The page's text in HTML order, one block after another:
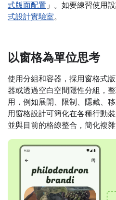
式版面配置」。如要練習使用
式設計實驗室。
以窗格為單位思考
使用分組和容器，採用窗格式
器或透過空白空間隱性分組，
用，例如展開、限制、隱藏、
用窗格設計可簡化在各種行動
並與目前的格線整合，簡化複